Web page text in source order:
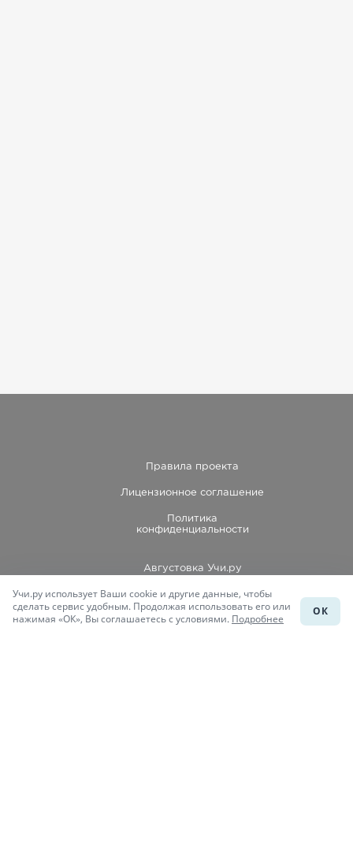
Правила проекта
Лицензионное соглашение
Политика
конфиденциальности
Августовка Учи.ру
Каталог школ
Подготовка к уроку
Учи.ру использует Ваши cookie и другие данные, чтобы
сделать сервис удобным. Продолжая использовать его или
нажимая «ОК», Вы соглашаетесь с условиями. Подробнее
ОК